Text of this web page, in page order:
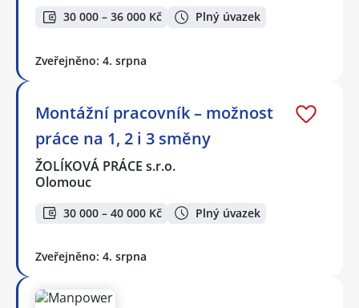
30 000 – 36 000 Kč Plný úvazek
Zveřejněno: 4. srpna
Montážní pracovník – možnost
práce na 1, 2 i 3 směny
ŽOLÍKOVÁ PRÁCE s.r.o.
Olomouc
30 000 – 40 000 Kč Plný úvazek
Zveřejněno: 4. srpna